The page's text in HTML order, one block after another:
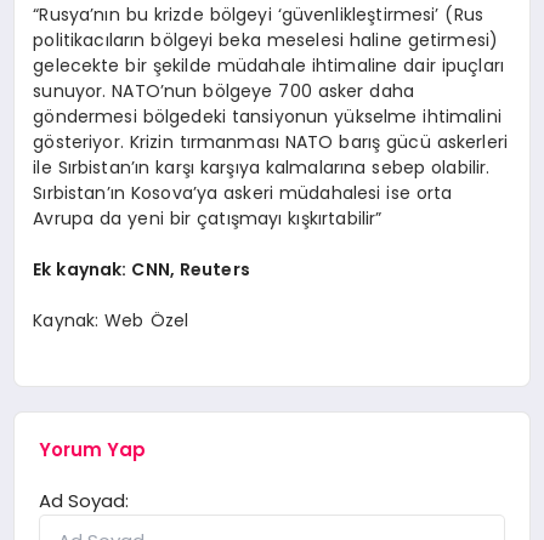
“Rusya’nın bu krizde bölgeyi ‘güvenlikleştirmesi’ (Rus
politikacıların bölgeyi beka meselesi haline getirmesi)
gelecekte bir şekilde müdahale ihtimaline dair ipuçları
sunuyor. NATO’nun bölgeye 700 asker daha
göndermesi bölgedeki tansiyonun yükselme ihtimalini
gösteriyor. Krizin tırmanması NATO barış gücü askerleri
ile Sırbistan’ın karşı karşıya kalmalarına sebep olabilir.
Sırbistan’ın Kosova’ya askeri müdahalesi ise orta
Avrupa da yeni bir çatışmayı kışkırtabilir”
Ek kaynak: CNN, Reuters
Kaynak: Web Özel
Yorum Yap
Ad Soyad: